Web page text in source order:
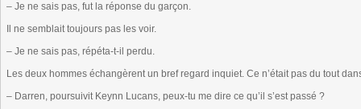
– Je ne sais pas, fut la réponse du garçon.
Il ne semblait toujours pas les voir.
– Je ne sais pas, répéta-t-il perdu.
Les deux hommes échangèrent un bref regard inquiet. Ce n’était pas du tout
– Darren, poursuivit Keynn Lucans, peux-tu me dire ce qu’il s’est passé ?